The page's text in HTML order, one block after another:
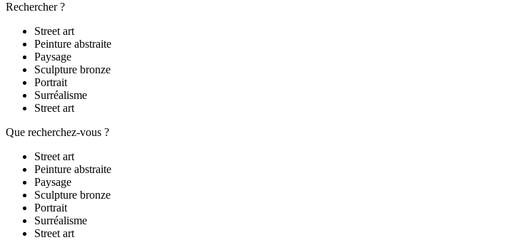
Rechercher ?
Street art
Peinture abstraite
Paysage
Sculpture bronze
Portrait
Surréalisme
Street art
Que recherchez-vous ?
Street art
Peinture abstraite
Paysage
Sculpture bronze
Portrait
Surréalisme
Street art